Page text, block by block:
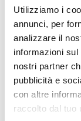
Utilizziamo i
annunci, per
analizzare il
informazioni
nostri partner
pubblicità e
con altre
raccolto dal tuo
I
Scopri le
settore